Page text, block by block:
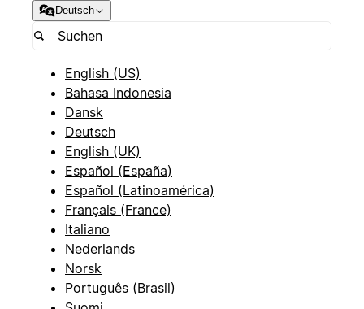
Deutsch
English (US)
Bahasa Indonesia
Dansk
Deutsch
English (UK)
Español (España)
Español (Latinoamérica)
Français (France)
Italiano
Nederlands
Norsk
Português (Brasil)